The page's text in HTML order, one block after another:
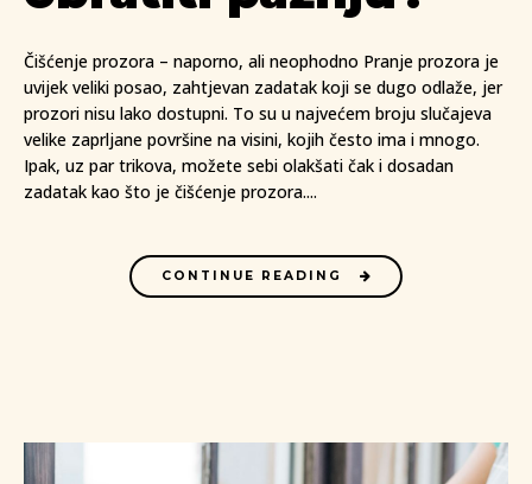
Čišćenje prozora – naporno, ali neophodno Pranje prozora je
uvijek veliki posao, zahtjevan zadatak koji se dugo odlaže, jer
prozori nisu lako dostupni. To su u najvećem broju slučajeva
velike zaprljane površine na visini, kojih često ima i mnogo.
Ipak, uz par trikova, možete sebi olakšati čak i dosadan
zadatak kao što je čišćenje prozora....
CONTINUE READING